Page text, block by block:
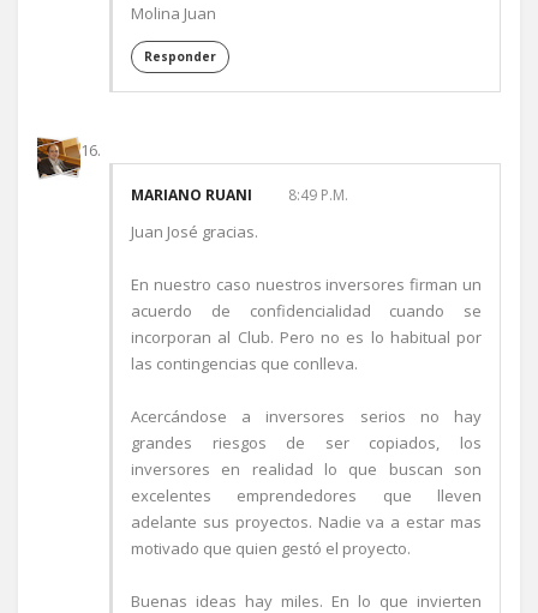
Molina Juan
Responder
MARIANO RUANI 8:49 P.M.
Juan José gracias.
En nuestro caso nuestros inversores firman un
acuerdo de confidencialidad cuando se
incorporan al Club. Pero no es lo habitual por
las contingencias que conlleva.
Acercándose a inversores serios no hay
grandes riesgos de ser copiados, los
inversores en realidad lo que buscan son
excelentes emprendedores que lleven
adelante sus proyectos. Nadie va a estar mas
motivado que quien gestó el proyecto.
Buenas ideas hay miles. En lo que invierten